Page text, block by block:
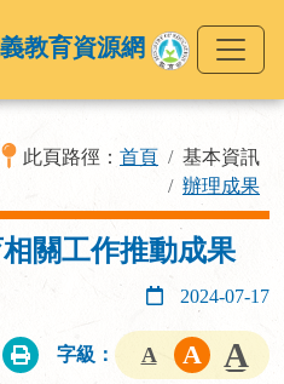
教育資源網
此頁路徑： 首頁
基本資訊
辦理成果
關工作推動成果
2024-07-17
字級：